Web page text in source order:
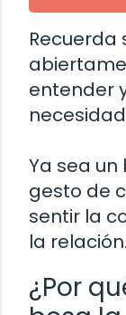
entender
Ya sea
gesto de
sentir la
la relación.
¿Por